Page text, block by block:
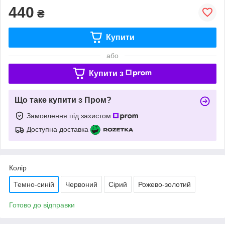
440 ₴
Купити
або
Купити з
Що таке купити з Пром?
Замовлення під захистом
Доступна доставка
Колір
Темно-синій Червоний Сірий Рожево-золотий
Готово до відправки